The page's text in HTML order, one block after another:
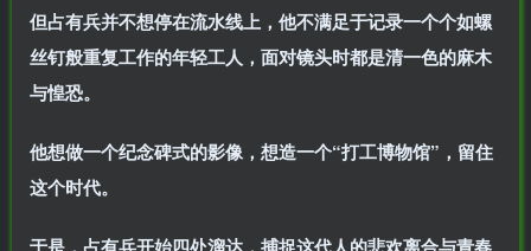
但占有兵并不想停在流水线上，他不满足于记录一个个如螺
丝钉般重复工作的年轻工人，面对镜头时都是清一色的麻木
与惶恐。
他想做一个纪念碑式的影像，想造一个“打工博物馆”，留住
这个时代。